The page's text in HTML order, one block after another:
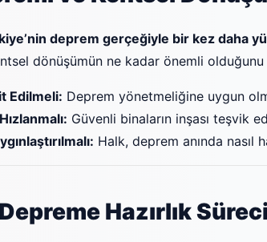
deprem gerçeğiyle bir kez daha
dönüşümün ne kadar önemli
Edilmeli: Deprem yönetmeliğine uygun
Güvenli binaların inşası teşvik
Halk, deprem anında
Hazırlık Süreci